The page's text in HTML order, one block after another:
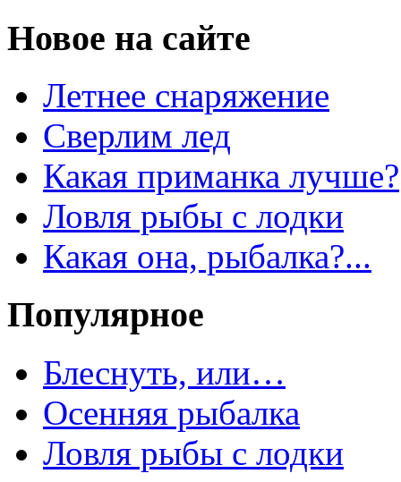
Новое на сайте
Летнее снаряжение
Сверлим лед
Какая приманка лучше?
Ловля рыбы с лодки
Какая она, рыбалка?...
Популярное
Блеснуть, или…
Осенняя рыбалка
Ловля рыбы с лодки